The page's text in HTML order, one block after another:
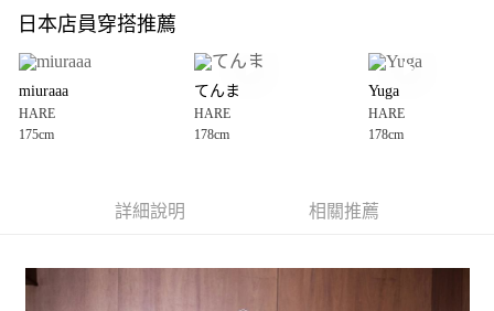
全盈+PAY
大哥付你分期
1.本服務由台灣大哥大提供，台灣大哥大用戶可立即使用無須另外申請。
2.付款方式選擇「大哥付你分期」，訂單成立後會自動跳轉到大哥付的交易
3.實際核准額度、可分期數及費用金額請依後續交易確認頁面所載為準。
4.訂單成立30分鐘內，如未前往確認交易或遇審核未通過，訂單將自動取
【繳款方式說明】
AFTEE先享後付
３．安心：先確認商品／服務後，再付款。
每筆NT$80，滿NT$1,500(含以上)免運費
日本店員穿搭推薦
miuraaa
HARE
175cm
てんま
HARE
178cm
Yuga
HARE
178cm
詳細說明 相關推薦